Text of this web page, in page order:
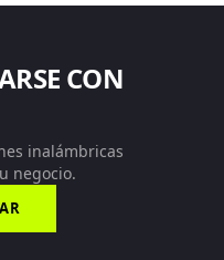
CON
inalámbricas
negocio.